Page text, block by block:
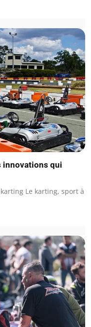
innovations qui
Le karting, sport à